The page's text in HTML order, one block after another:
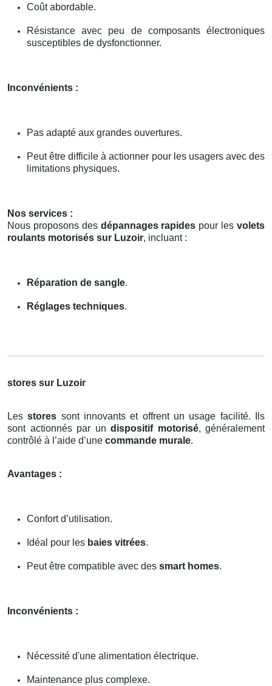
Coût abordable.
Résistance avec peu de composants électroniques
susceptibles de dysfonctionner.
Inconvénients :
Pas adapté aux grandes ouvertures.
Peut être difficile à actionner pour les usagers avec des
limitations physiques.
Nos services :
Nous proposons des dépannages rapides pour lesvolets
roulants motorisés sur Luzoir, incluant :
Réparation de sangle.
Réglages techniques.
stores sur Luzoir
Lesstores sont innovants et offrent un usage facilité. Ils
sont actionnés par un dispositif motorisé, généralement
contrôlé à l’aide d’une commande murale.
Avantages :
Confort d’utilisation.
Idéal pour les baies vitrées.
Peut être compatible avec des smart homes.
Inconvénients :
Nécessité d'une alimentation électrique.
Maintenance plus complexe.